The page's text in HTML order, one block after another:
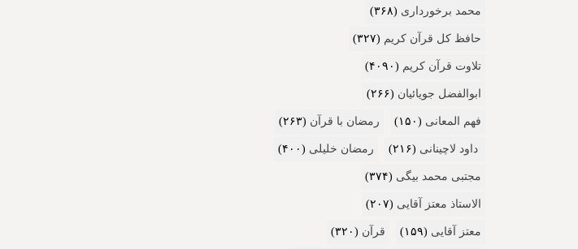
محمد برخورداری (۳۶۸)
حافظ کل قرآن کریم (۳۲۷)
تلاوت قرآن کریم (۴۰۹۰)
ابوالفضل جویائیان (۲۶۶)
فهم المعانی (۱۵۰) رمضان با قرآن (۲۶۳)
داود لاچینانی (۲۱۶) رمضان خلیلی (۴۰۰)
مجتبی محمد بیگی (۳۷۴)
الاستاذ معتز آقایی (۲۰۷)
معتز آقایی (۱۵۹) قرآن (۳۲۰)